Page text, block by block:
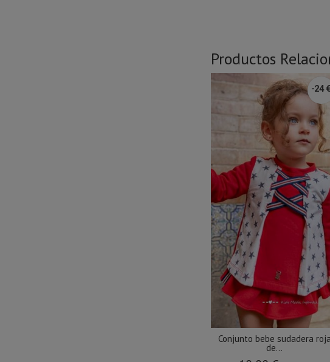
Productos
-24 €
Conjunto bebe sudadera roja
de...